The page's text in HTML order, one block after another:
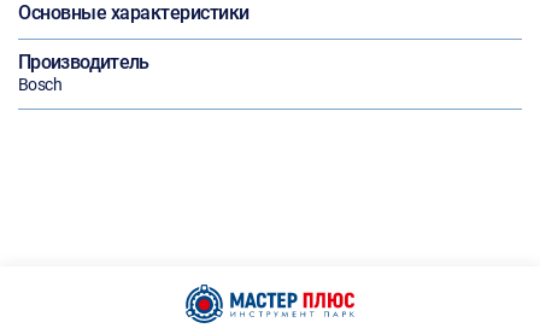
Основные характеристики
Производитель
Bosch